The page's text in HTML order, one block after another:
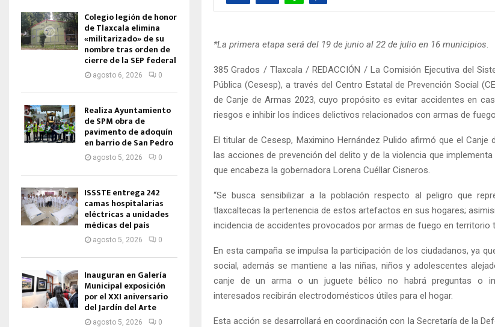
*La primera etapa será del 19 de junio al 22 de julio en 16 municipios
385 Grados / Tlaxcala / REDACCIÓN / La Comisión Ejecutiva del
Pública (Cesesp), a través del Centro Estatal de Prevención Social
de Canje de Armas 2023, cuyo propósito es evitar accidentes en
riesgos e inhibir los índices delictivos relacionados con armas de
El titular de Cesesp, Maximino Hernández Pulido afirmó que el
las acciones de prevención del delito y de la violencia que
que encabeza la gobernadora Lorena Cuéllar Cisneros.
“Se busca sensibilizar a la población respecto al peligro que
tlaxcaltecas la pertenencia de estos artefactos en sus hogares;
incidencia de accidentes provocados por armas de fuego en territorio
En esta campaña se impulsa la participación de los ciudadanos, ya
social, además se mantiene a las niñas, niños y adolescentes
canje de un arma o un juguete bélico no habrá preguntas o
interesados recibirán electrodomésticos útiles para el hogar.
Esta acción se desarrollará en coordinación con la Secretaría de la
Colegio legión de honor
de Tlaxcala elimina
«militarizado» de su
nombre tras orden de
cierre de la SEP federal
agosto 6, 2026 0
Realiza Ayuntamiento
de SPM obra de
pavimento de adoquín
en barrio de San Pedro
agosto 5, 2026 0
ISSSTE entrega 242
camas hospitalarias
eléctricas a unidades
médicas del país
agosto 5, 2026 0
Inauguran en Galería
Municipal exposición
por el XXI aniversario
del Jardín del Arte
agosto 5, 2026 0